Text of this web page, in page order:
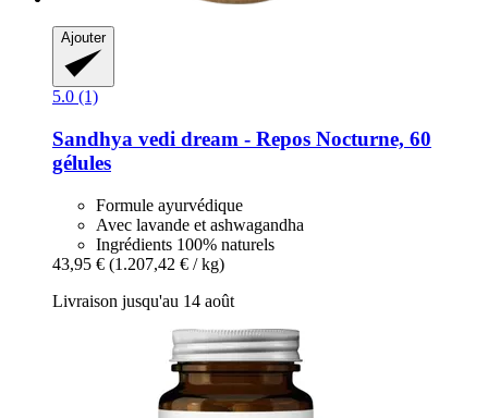
Ajouter
5.0 (1)
Sandhya vedi dream -​ Repos Nocturne, 60
gélules
Formule ayurvédique
Avec lavande et ashwagandha
Ingrédients 100% naturels
43,95 € (1.207,42 € / kg)
Livraison jusqu'au 14 août